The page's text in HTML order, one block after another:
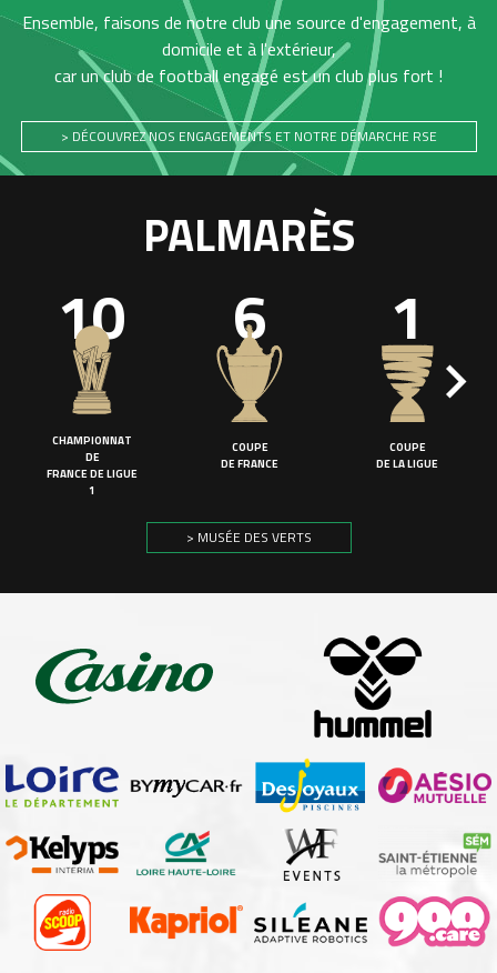
Ensemble, faisons de notre club une source d'engagement, à
domicile et à l'extérieur,
car un club de football engagé est un club plus fort !
> DÉCOUVREZ NOS ENGAGEMENTS ET NOTRE DÉMARCHE RSE
PALMARÈS
10
CHAMPIONNAT
DE
FRANCE DE LIGUE
1
6
COUPE
DE FRANCE
1
COUPE
DE LA LIGUE
> MUSÉE DES VERTS